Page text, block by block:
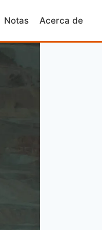
Notas Acerca de